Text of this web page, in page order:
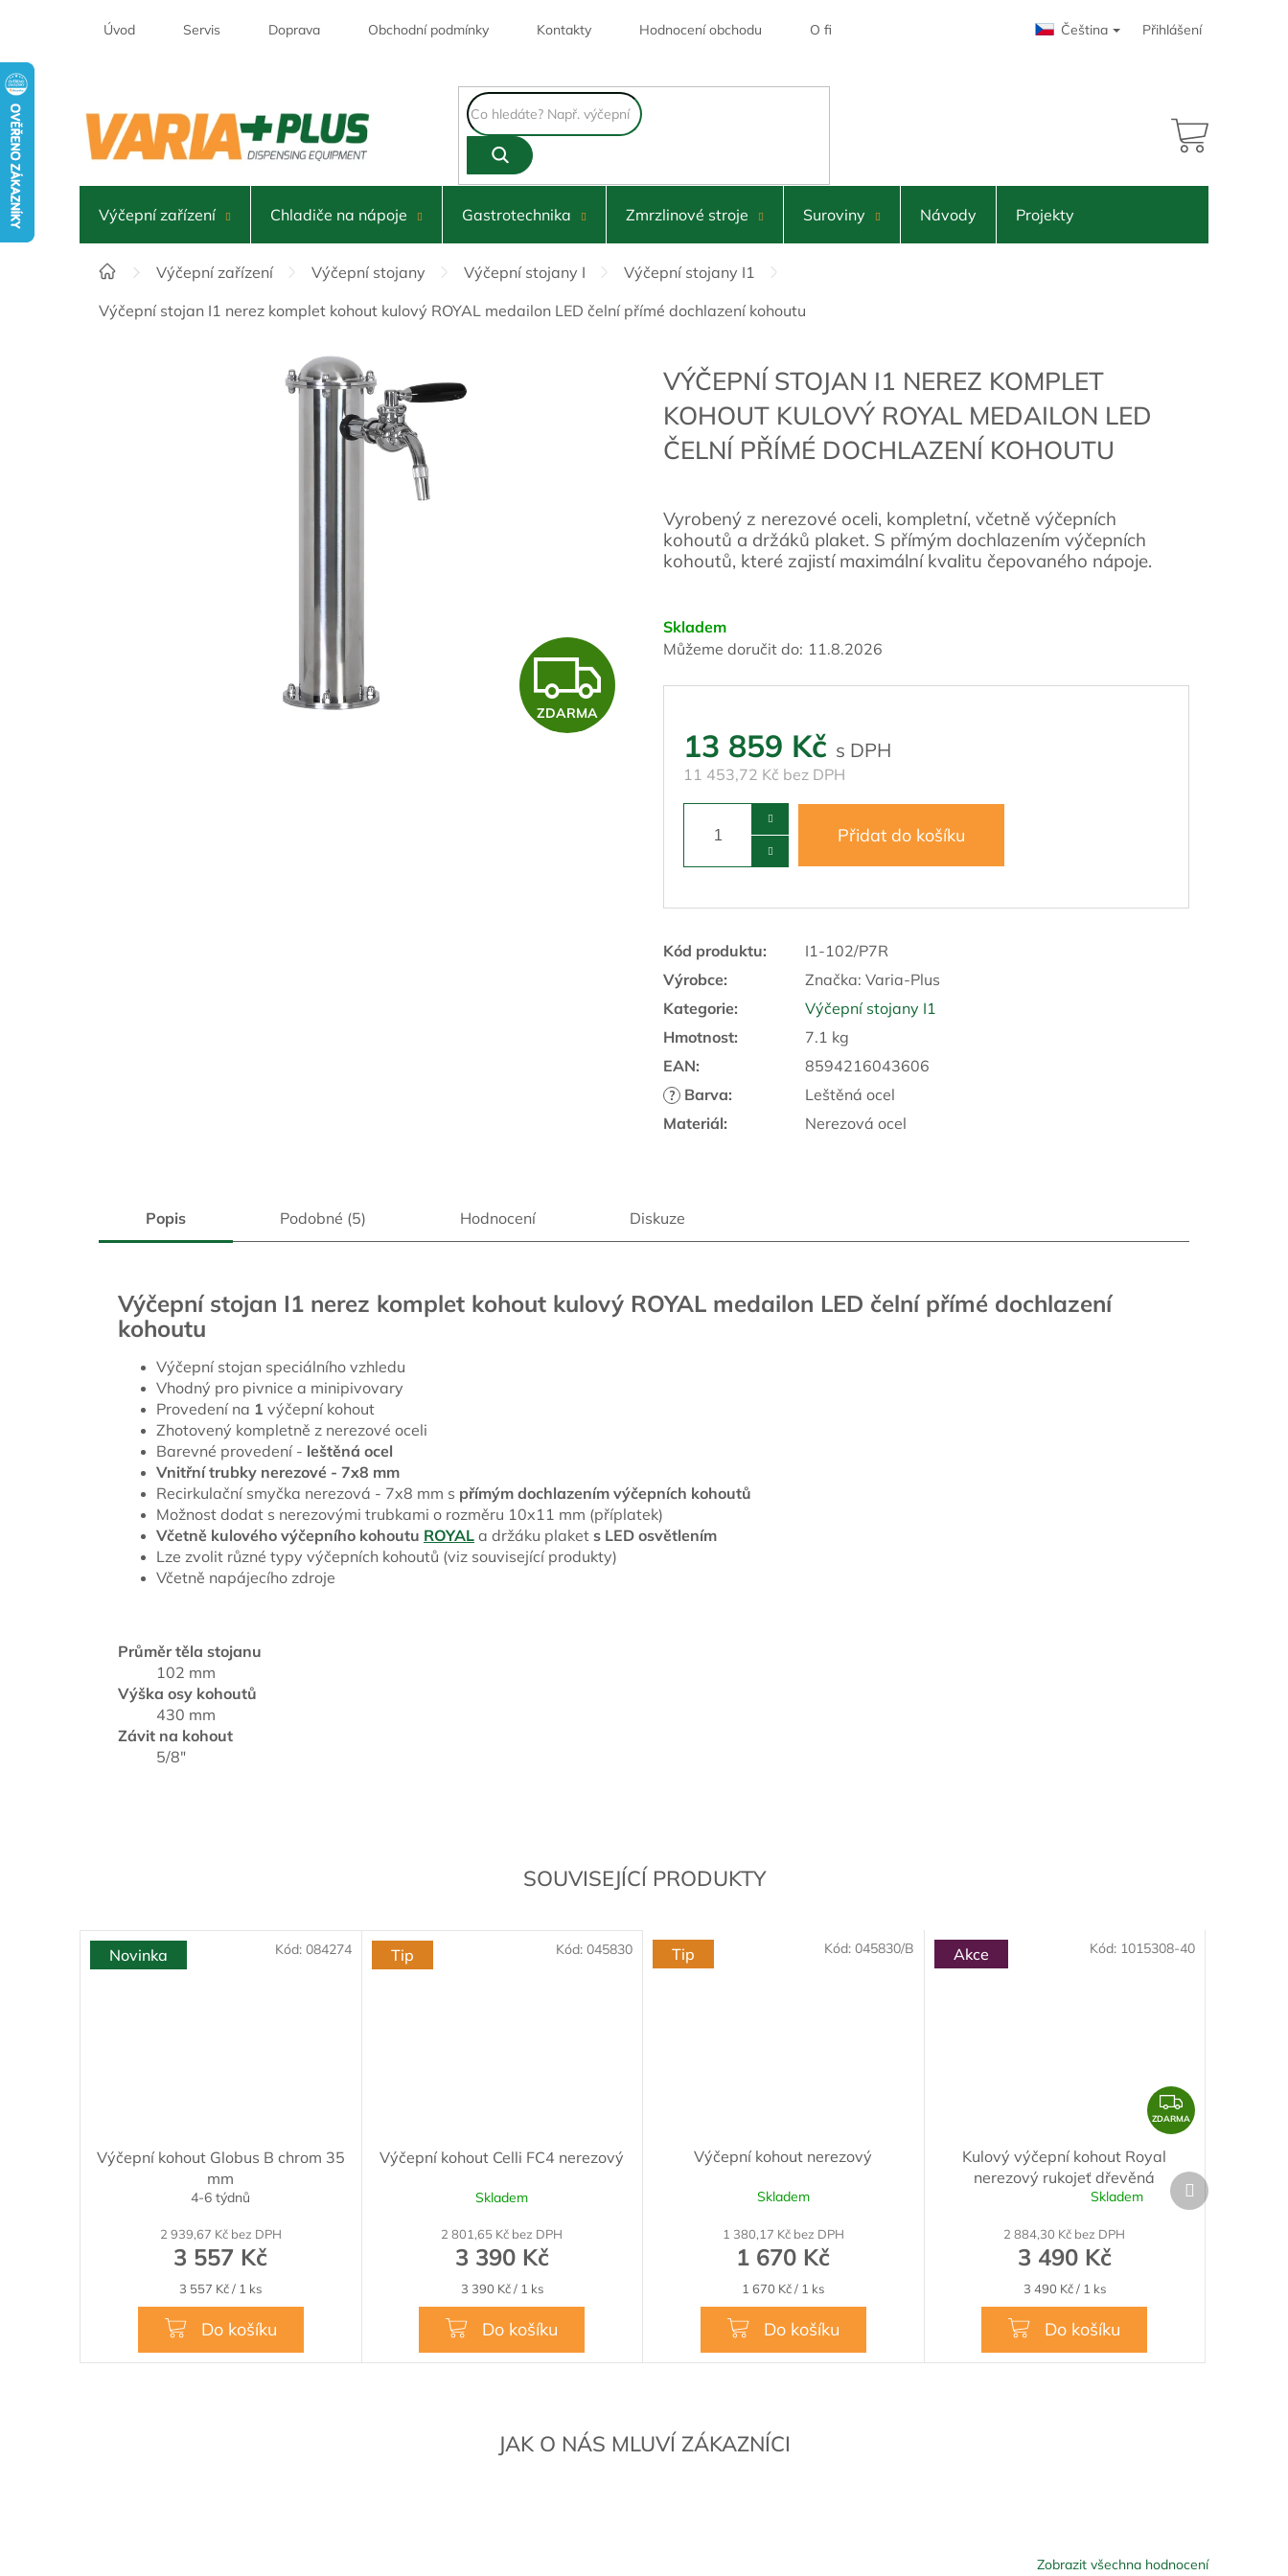
Úvod Servis Doprava Obchodní podmínky Kontakty Hodnocení obchodu O firmě Čeština Přihlášení
NÁKUPNÍ
Výčepní zařízení Chladiče na nápoje Gastrotechnika Zmrzlinové stroje Suroviny Návody Projekty
DomůVýčepní zařízení Výčepní stojany Výčepní stojany I
Výčepní stojany I1
Výčepní stojan I1 nerez komplet kohout kulový ROYAL medailon LED čelní přímé dochlazení kohoutu
Z
D
ZDARMA
VÝČEPNÍ STOJAN I1 NEREZ KOMPLET
KOHOUT KULOVÝ ROYAL MEDAILON LED
ČELNÍ PŘÍMÉ DOCHLAZENÍ KOHOUTU
Skladem
Můžeme doručit do: 11.8.2026
13 859 Kč
11 453,72 Kč bez DPH
Přidat do košíku
Vyrobený z nerezové oceli, kompletní, včetně výčepních
kohoutů a držáků plaket. S přímým dochlazením výčepních
kohoutů, které zajistí maximální kvalitu čepovaného nápoje.
Kód produktu:
I1-102/P7R
Výrobce:
Značka: Varia-Plus
Kategorie:
Výčepní stojany I1
Hmotnost:
7.1 kg
EAN: 8594216043606
? Barva:
Leštěná ocel
Materiál: Nerezová ocel
JAK O NÁS MLUVÍ ZÁKAZNÍCI
Zobrazit všechna hodnocení
SOUVISEJÍCÍ PRODUKTY
Novinka
Výčepní kohout Globus B chrom 35
mm
4-6 týdnů
2 939,67 Kč bez DPH
3 557 Kč
Měrná
cena:
3 557 Kč / 1 ks
Do košíku
Kód: 084274 Tip
Výčepní kohout Celli FC4 nerezový
Skladem
2 801,65 Kč bez DPH
3 390 Kč
Měrná
cena:
3 390 Kč / 1 ks
Do košíku
Kód: 045830 Tip
Výčepní kohout nerezový
Skladem
1 380,17 Kč bez DPH
1 670 Kč
Měrná
cena:
1 670 Kč / 1 ks
Do košíku
Kód: 045830/B Akce
Z
D
R
M
A
ZDARMA
Kulový výčepní kohout Royal
nerezový rukojeť dřevěná
Skladem
2 884,30 Kč bez DPH
3 490 Kč
Měrná
cena:
3 490 Kč / 1 ks
Do košíku
Kód: 1015308-40
Další
produkt
Popis Podobné (5) Hodnocení Diskuze
Výčepní stojan I1 nerez komplet kohout kulový ROYAL medailon LED čelní přímé dochlazení
kohoutu
Výčepní stojan speciálního vzhledu
Vhodný pro pivnice a minipivovary
Provedení na 1 výčepní kohout
Zhotovený kompletně z nerezové oceli
Barevné provedení - leštěná ocel
Vnitřní trubky nerezové - 7x8 mm
Recirkulační smyčka nerezová - 7x8 mm s přímým dochlazením výčepních kohoutů
Možnost dodat s nerezovými trubkami o rozměru 10x11 mm (příplatek)
Včetně kulového výčepního kohoutu ROYAL a držáku plaket s LED osvětlením
Lze zvolit různé typy výčepních kohoutů (viz související produkty)
Včetně napájecího zdroje
Průměr těla stojanu
102 mm
Výška osy kohoutů
430 mm
Závit na kohout
5/8"